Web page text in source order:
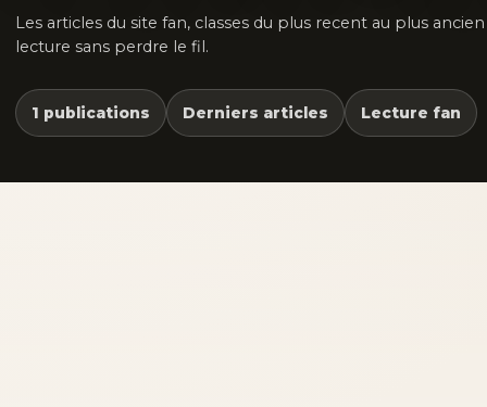
Les articles du site fan, classes du plus recent au plus
lecture sans perdre le fil.
1 publications Derniers articles Lecture fan